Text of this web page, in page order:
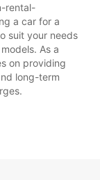
rental-
a car for a
suit your needs
As a
on providing
long-term